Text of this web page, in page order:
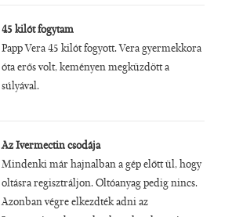
45 kilót fogytam
Papp Vera 45 kilót fogyott. Vera gyermekkora
óta erős volt, keményen megküzdött a
súlyával.
Az Ivermectin csodája
Mindenki már hajnalban a gép előtt ül, hogy
oltásra regisztráljon. Oltóanyag pedig nincs.
Azonban végre elkezdték adni az